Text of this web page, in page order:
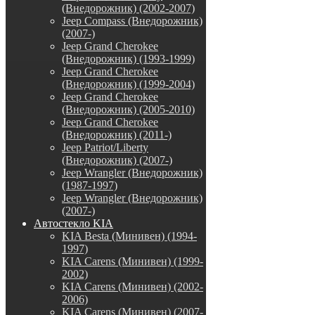
(Внедорожник) (2002-2007)
Jeep Compass (Внедорожник)
(2007-)
Jeep Grand Cherokee
(Внедорожник) (1993-1999)
Jeep Grand Cherokee
(Внедорожник) (1999-2004)
Jeep Grand Cherokee
(Внедорожник) (2005-2010)
Jeep Grand Cherokee
(Внедорожник) (2011-)
Jeep Patriot/Liberty
(Внедорожник) (2007-)
Jeep Wrangler (Внедорожник)
(1987-1997)
Jeep Wrangler (Внедорожник)
(2007-)
Автостекло KIA
KIA Besta (Минивен) (1994-
1997)
KIA Carens (Минивен) (1999-
2002)
KIA Carens (Минивен) (2002-
2006)
KIA Carens (Минивен) (2007-